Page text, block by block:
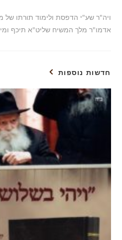
ויה"ר שע"י הדפסת ולימוד תורתו של
אדמו"ר מלך המשיח שליט"א תיכף
חדשות נוספות